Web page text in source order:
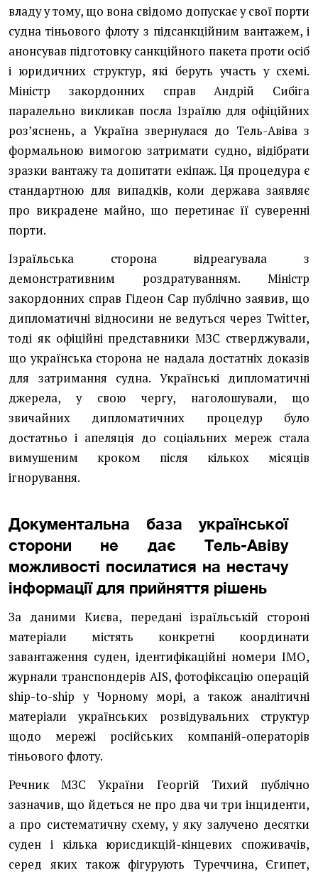
владу у тому, що вона свідомо допускає у свої порти
судна тіньового флоту з підсанкційним вантажем, і
анонсував підготовку санкційного пакета проти осіб
і юридичних структур, які беруть участь у схемі.
Міністр закордонних справ Андрій Сибіга
паралельно викликав посла Ізраїлю для офіційних
роз’яснень, а Україна звернулася до Тель-Авіва з
формальною вимогою затримати судно, відібрати
зразки вантажу та допитати екіпаж. Ця процедура є
стандартною для випадків, коли держава заявляє
про викрадене майно, що перетинає її суверенні
порти.
Ізраїльська сторона відреагувала з
демонстративним роздратуванням. Міністр
закордонних справ Гідеон Сар публічно заявив, що
дипломатичні відносини не ведуться через Twitter,
тоді як офіційні представники МЗС стверджували,
що українська сторона не надала достатніх доказів
для затримання судна. Українські дипломатичні
джерела, у свою чергу, наголошували, що
звичайних дипломатичних процедур було
достатньо і апеляція до соціальних мереж стала
вимушеним кроком після кількох місяців
ігнорування.
Документальна база української
сторони не дає Тель-Авіву
можливості посилатися на нестачу
інформації для прийняття рішень
За даними Києва, передані ізраїльській стороні
матеріали містять конкретні координати
завантаження суден, ідентифікаційні номери IMO,
журнали транспондерів AIS, фотофіксацію операцій
ship-to-ship у Чорному морі, а також аналітичні
матеріали українських розвідувальних структур
щодо мережі російських компаній-операторів
тіньового флоту.
Речник МЗС України Георгій Тихий публічно
зазначив, що йдеться не про два чи три інциденти,
а про систематичну схему, у яку залучено десятки
суден і кілька юрисдикцій-кінцевих споживачів,
серед яких також фігурують Туреччина, Єгипет,